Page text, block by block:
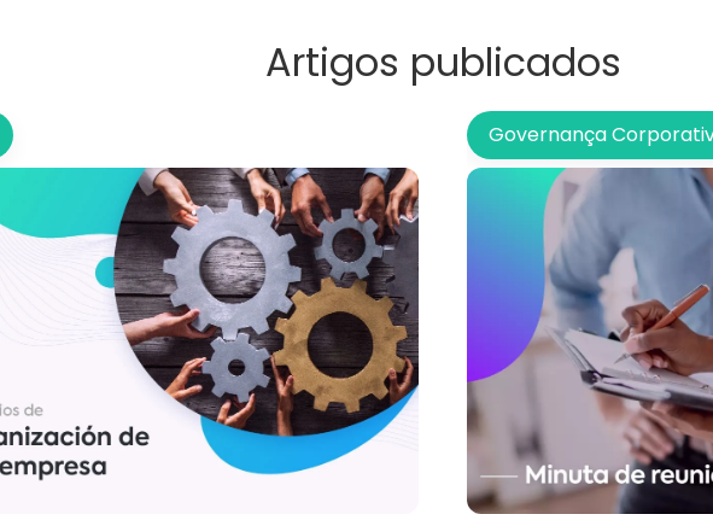
Artigos publicados
Governança